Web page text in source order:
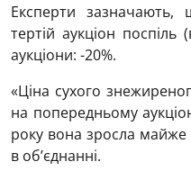
Експерти
тертій аукціон
аукціони: -20%.
«Ціна сухого
на попередньому
року вона зросла
в об’єднанні.